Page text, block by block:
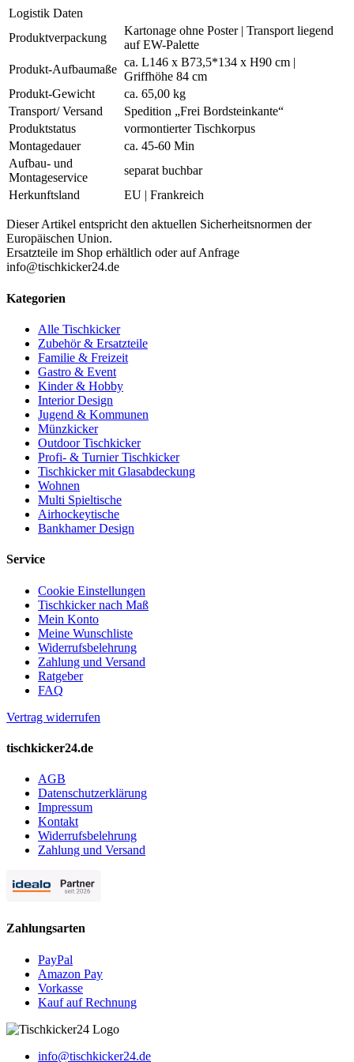
Logistik Daten
Produktverpackung
Kartonage ohne Poster | Transport liegend
auf EW-Palette
Produkt-Aufbaumaße
ca. L146 x B73,5*134 x H90 cm |
Griffhöhe 84 cm
Produkt-Gewicht
ca. 65,00 kg
Transport/ Versand
Spedition „Frei Bordsteinkante“
Produktstatus
vormontierter Tischkorpus
Montagedauer
ca. 45-60 Min
Aufbau- und
Montageservice
separat buchbar
Herkunftsland
EU | Frankreich
Dieser Artikel entspricht den aktuellen Sicherheitsnormen der
Europäischen Union.
Ersatzteile im Shop erhältlich oder auf Anfrage
info@tischkicker24.de
Kategorien
Alle Tischkicker
Zubehör & Ersatzteile
Familie & Freizeit
Gastro & Event
Kinder & Hobby
Interior Design
Jugend & Kommunen
Münzkicker
Outdoor Tischkicker
Profi- & Turnier Tischkicker
Tischkicker mit Glasabdeckung
Wohnen
Multi Spieltische
Airhockeytische
Bankhamer Design
Service
Cookie Einstellungen
Tischkicker nach Maß
Mein Konto
Meine Wunschliste
Widerrufsbelehrung
Zahlung und Versand
Ratgeber
FAQ
Vertrag widerrufen
tischkicker24.de
AGB
Datenschutzerklärung
Impressum
Kontakt
Widerrufsbelehrung
Zahlung und Versand
Zahlungsarten
PayPal
Amazon Pay
Vorkasse
Kauf auf Rechnung
info@tischkicker24.de